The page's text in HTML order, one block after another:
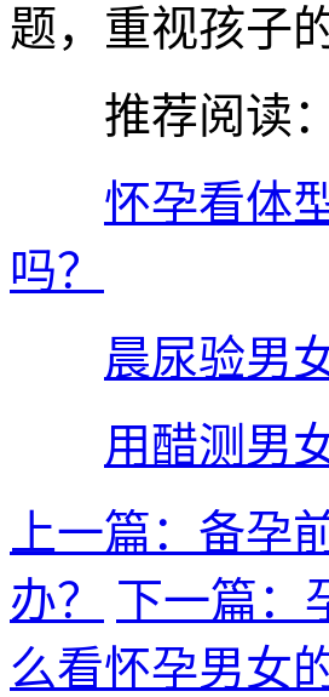
题，重视孩子
推荐阅读：
怀孕看体
吗？
晨尿验男
用醋测男
上一篇：备孕
办？
下一篇：
么看怀孕男女的